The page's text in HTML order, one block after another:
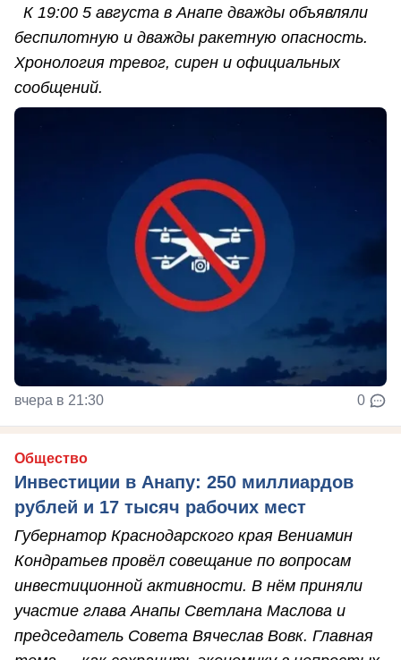
К 19:00 5 августа в Анапе дважды объявляли
беспилотную и дважды ракетную опасность.
Хронология тревог, сирен и официальных
сообщений.
вчера в 21:30 0
Общество
Инвестиции в Анапу: 250 миллиардов
рублей и 17 тысяч рабочих мест
Губернатор Краснодарского края Вениамин
Кондратьев провёл совещание по вопросам
инвестиционной активности. В нём приняли
участие глава Анапы Светлана Маслова и
председатель Совета Вячеслав Вовк. Главная